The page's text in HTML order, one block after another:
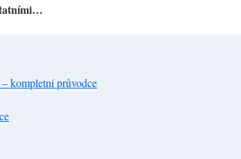
kompletní průvodce